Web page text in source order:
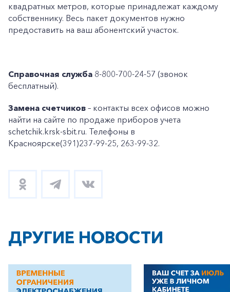
квадратных метров, которые принадлежат каждому
собственнику. Весь пакет документов нужно
предоставить на ваш абонентский участок.
Справочная служба 8-800-700-24-57 (звонок
бесплатный).
Замена счетчиков – контакты всех офисов можно
найти на сайте по продаже приборов учета
schetchik.krsk-sbit.ru. Телефоны в
Красноярске(391)237-99-25, 263-99-32.
ДРУГИЕ НОВОСТИ